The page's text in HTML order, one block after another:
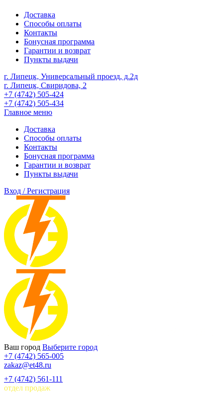
Доставка
Способы оплаты
Контакты
Бонусная программа
Гарантии и возврат
Пункты выдачи
г. Липецк, Универсальный проезд, д.2д
г. Липецк, Свиридова, 2
+7 (4742) 505-424
+7 (4742) 505-434
Главное меню
Доставка
Способы оплаты
Контакты
Бонусная программа
Гарантии и возврат
Пункты выдачи
Вход / Регистрация
Ваш город Выберите город
+7 (4742) 565-005
zakaz@et48.ru
+7 (4742) 561-111
отдел продаж